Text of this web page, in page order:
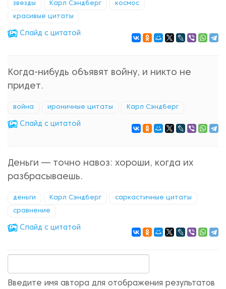
звезды Карл Сэндберг космос
красивые цитаты
Cлайд с цитатой
Когда-нибудь объявят войну, и никто не
придет.
война ироничные цитаты Карл Сэндберг
Cлайд с цитатой
Деньги — точно навоз: хороши, когда их
разбрасываешь.
деньги Карл Сэндберг саркастичные цитаты
сравнение
Cлайд с цитатой
Введите имя автора для отображения результатов